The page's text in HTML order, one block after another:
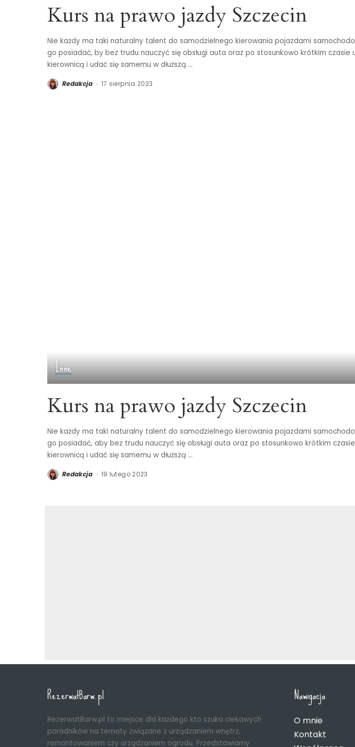
Kurs na prawo jazdy Szczecin
Nie każdy ma taki naturalny talent do samodzielnego kierowania pojazdami
go posiadać, by bez trudu nauczyć się obsługi auta oraz po stosunkowo krótkim czasie
kierownicą i udać się samemu w dłuższą ...
Posted
by
Redakcja 17 sierpnia 2023
Inne
Kurs na prawo jazdy Szczecin
Nie każdy ma taki naturalny talent do samodzielnego kierowania pojazdami
go posiadać, aby bez trudu nauczyć się obsługi auta oraz po stosunkowo krótkim
kierownicą i udać się samemu w dłuższą ...
Posted
by
Redakcja 19 lutego 2023
RezerwatBarw.pl
RezerwatBarw.pl to miejsce dla każdego kto szuka ciekawych
poradników na tematy związane z urządzaniem wnętrz,
remontowaniem czy urządzaniem ogrodu. Przedstawiamy
Nawigacja
O mnie
Kontakt